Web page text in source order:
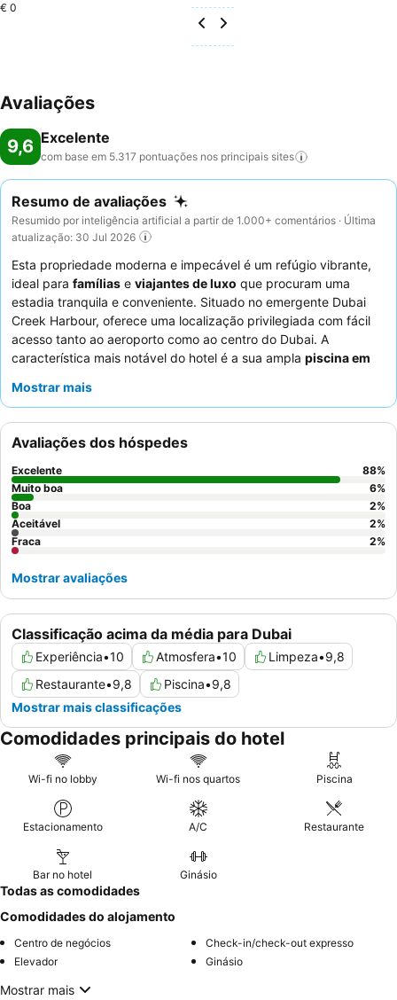
€ 0
Avaliações
9,6 Excelente
com base em 5.317 pontuações nos principais sites
Resumo de avaliações
Resumido por inteligência artificial a partir de 1.000+ comentários · Última
atualização: 30 Jul 2026
Esta propriedade moderna e impecável é um refúgio vibrante,
ideal para famílias e viajantes de luxo que procuram uma
estadia tranquila e conveniente. Situado no emergente Dubai
Creek Harbour, oferece uma localização privilegiada com fácil
acesso tanto ao aeroporto como ao centro do Dubai. A
característica mais notável do hotel é a sua ampla piscina em
diversão aquática única para todas as idades. Os hóspedes
pequeno-almoço
"de primeira qualidade" e diversificado. Para
uma experiência melhorada, considere reservar um quarto num
andar superior para vistas cativantes.
Mostrar mais
Classificação acima da média para Dubai
Experiência•10 Atmosfera•10 Limpeza•9,8
Restaurante•9,8 Piscina•9,8
Mostrar mais classificações
Avaliações dos hóspedes
Excelente 88%
Muito boa
6%
Boa
2%
Aceitável
2%
Fraca
2%
Mostrar avaliações
Comodidades principais do hotel
Wi-fi no lobby Wi-fi nos quartos Piscina
Estacionamento A/C Restaurante
Bar no hotel Ginásio
Todas as comodidades
Comodidades do alojamento
Centro de negócios
Check-in/check-out expresso
Elevador
Ginásio
Mostrar mais